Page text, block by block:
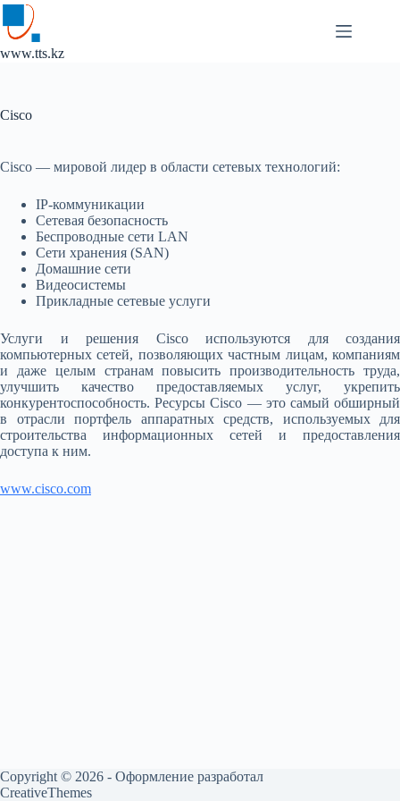
Перейти
к
сути
www.tts.kz
Cisco
Cisco — мировой лидер в области сетевых технологий:
IP-коммуникации
Сетевая безопасность
Беспроводные сети LAN
Сети хранения (SAN)
Домашние сети
Видеосистемы
Прикладные сетевые услуги
Услуги и решения Cisco используются для создания
компьютерных сетей, позволяющих частным лицам, компаниям
и даже целым странам повысить производительность труда,
улучшить качество предоставляемых услуг, укрепить
конкурентоспособность. Ресурсы Cisco — это самый обширный
в отрасли портфель аппаратных средств, используемых для
строительства информационных сетей и предоставления
доступа к ним.
www.cisco.com
Copyright © 2026 - Оформление разработал
CreativeThemes